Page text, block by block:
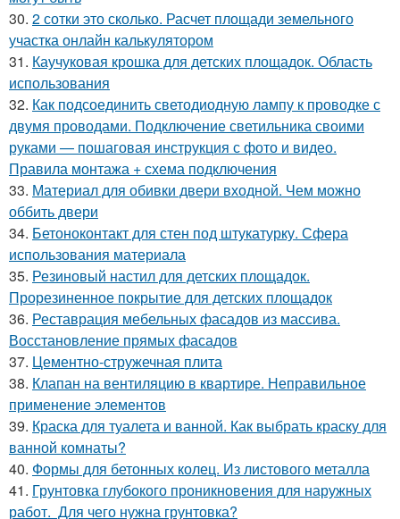
30. 2 сотки это сколько. Расчет площади земельного
участка онлайн калькулятором
31. Каучуковая крошка для детских площадок. Область
использования
32. Как подсоединить светодиодную лампу к проводке с
двумя проводами. Подключение светильника своими
руками — пошаговая инструкция с фото и видео.
Правила монтажа + схема подключения
33. Материал для обивки двери входной. Чем можно
оббить двери
34. Бетоноконтакт для стен под штукатурку. Сфера
использования материала
35. Резиновый настил для детских площадок.
Прорезиненное покрытие для детских площадок
36. Реставрация мебельных фасадов из массива.
Восстановление прямых фасадов
37. Цементно-стружечная плита
38. Клапан на вентиляцию в квартире. Неправильное
применение элементов
39. Краска для туалета и ванной. Как выбрать краску для
ванной комнаты?
40. Формы для бетонных колец. Из листового металла
41. Грунтовка глубокого проникновения для наружных
работ. Для чего нужна грунтовка?